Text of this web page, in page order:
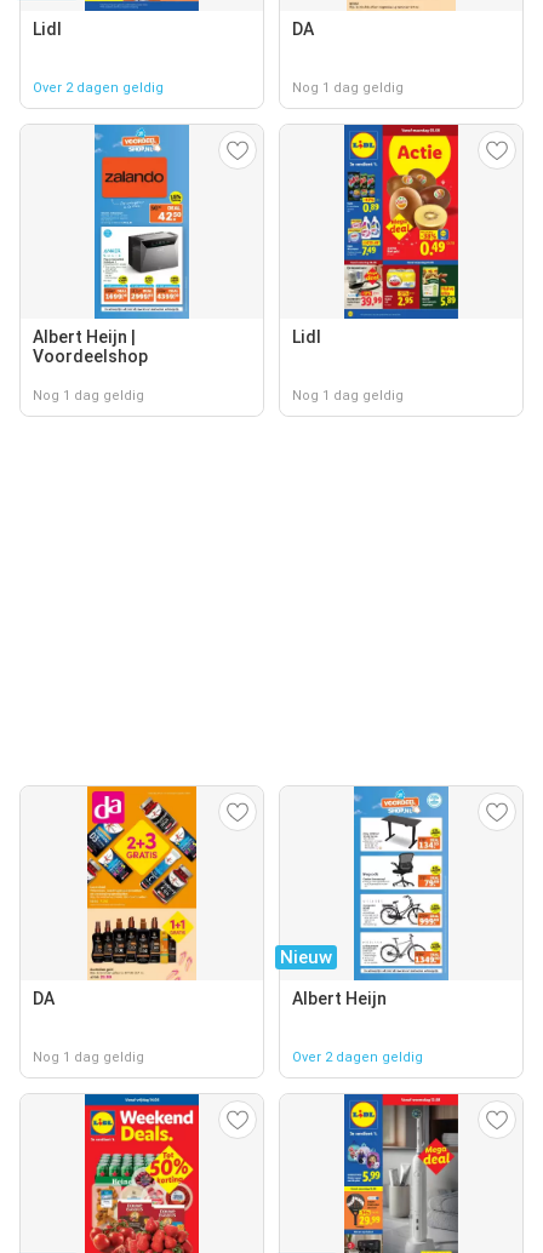
Lidl
Over 2 dagen geldig
DA
Nog 1 dag geldig
Albert Heijn |
Voordeelshop
Nog 1 dag geldig
Lidl
Nog 1 dag geldig
DA
Nog 1 dag geldig
Nieuw
Albert Heijn
Over 2 dagen geldig